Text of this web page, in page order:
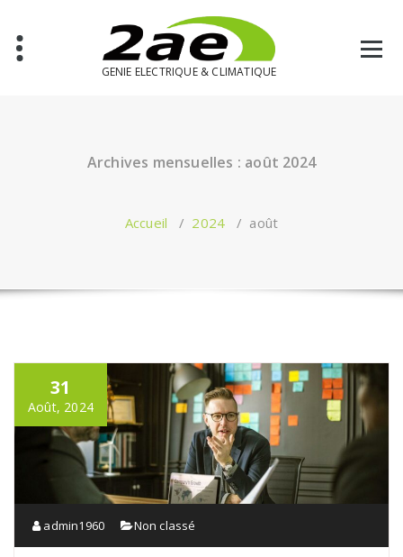
contenu
GENIE ELECTRIQUE & CLIMATIQUE
Archives mensuelles : août 2024
Accueil / 2024 / août
31
Août, 2024
admin1960 Non classé